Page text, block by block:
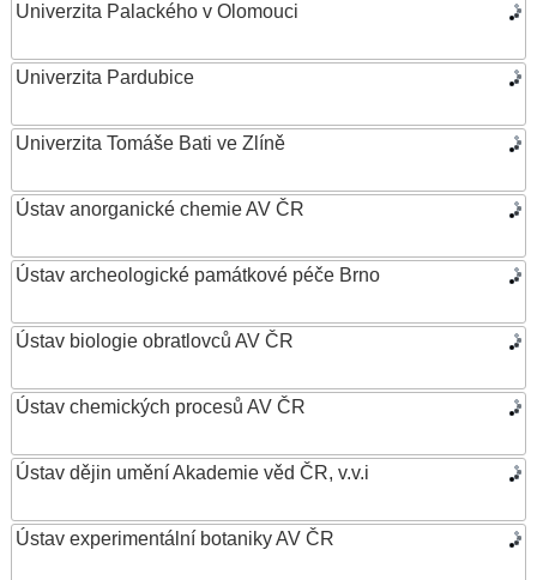
Univerzita Palackého v Olomouci
Univerzita Pardubice
Univerzita Tomáše Bati ve Zlíně
Ústav anorganické chemie AV ČR
Ústav archeologické památkové péče Brno
Ústav biologie obratlovců AV ČR
Ústav chemických procesů AV ČR
Ústav dějin umění Akademie věd ČR, v.v.i
Ústav experimentální botaniky AV ČR